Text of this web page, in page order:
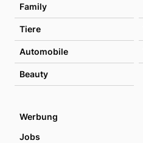
Family
Tiere
Automobile
Beauty
Werbung
Jobs